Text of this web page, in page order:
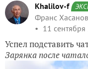
Khalilov-f
Франс
11
Успел подставить
Зарянка после